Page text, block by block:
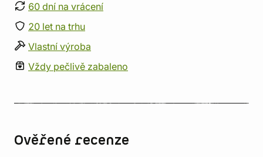
60 dní na vrácení
20 let na trhu
Vlastní výroba
Vždy pečlivě zabaleno
Ověřené recenze